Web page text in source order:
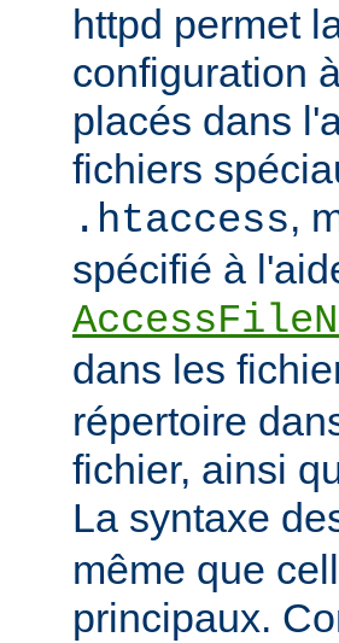
httpd permet
configuration
placés dans
fichiers
.htaccess,
spécifié à
dans les
répertoire
fichier, ainsi
La syntaxe
même que
principaux.